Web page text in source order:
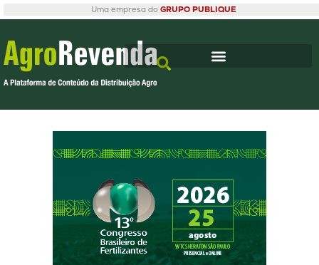
Uma empresa do GRUPO PUBLIQUE